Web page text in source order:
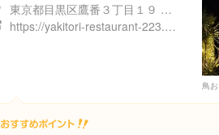
東京都目黒区鷹番３丁目１９ 鷹番３丁目１９-１５
https://yakitori-restaurant-223.business.site/
鳥お